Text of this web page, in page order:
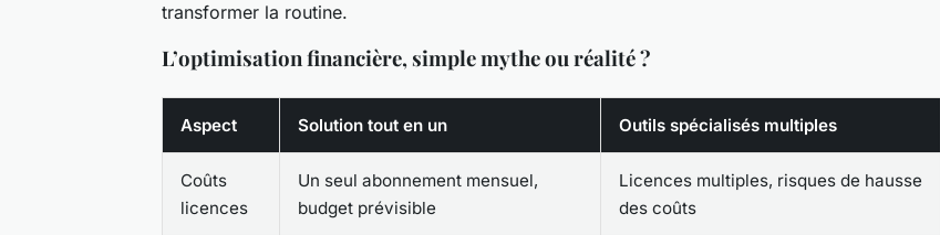
transformer la routine.
L’optimisation financière, simple mythe ou réalité ?
Aspect Solution tout en un Outils spécialisés multiples
Coûts
licences
Un seul abonnement mensuel,
budget prévisible
Licences multiples, risques de hausse
des coûts